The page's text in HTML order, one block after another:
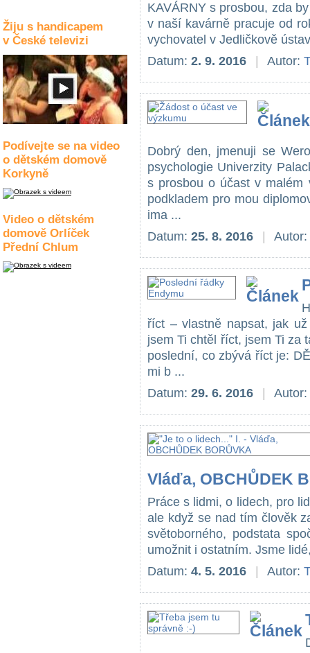
Žiju s handicapem
v České televizi
Podívejte se na video
o dětském domově
Korkyně
Video o dětském
domově Orlíček
Přední Chlum
KAVÁRNY s prosbou, zda
v naší kavárně pracuje od
vychovatel v Jedličkově
Datum: 2. 9. 2016 Autor:
Dobrý den, jmenuji se
psychologie Univerzity
s prosbou o účast v malém
podkladem pro mou
ima ...
Datum: 25. 8. 2016 Autor:
říct – vlastně napsat, jak
jsem Ti chtěl říct, jsem Ti za
poslední, co zbývá říct je:
mi b ...
Datum: 29. 6. 2016 Autor:
Vláďa, OBCHŮDEK
Práce s lidmi, o lidech, pro
ale když se nad tím člověk
světoborného, podstata
umožnit i ostatním. Jsme
Datum: 4. 5. 2016 Autor: